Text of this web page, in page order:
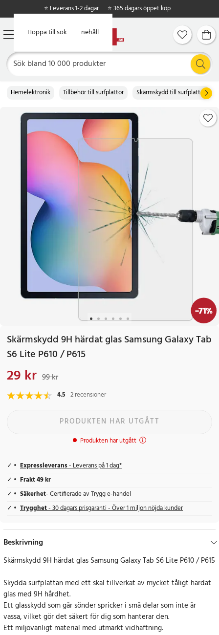
Hoppa till huvudinnehåll
Hoppa till sök
⭐ Leverans 1-2 dagar ⭐ 365 dagars öppet köp
Hemelektronik Tillbehör till surfplattor Skärmskydd till surfplattor
-71%
Skärmskydd 9H härdat glas Samsung Galaxy Tab
S6 Lite P610 / P615
Nuvarande pris
29 kr 99 kr
4.5 2 recensioner
PRODUKTEN HAR UTGÅTT
Produkten har utgått
Expressleverans- Leverans på 1 dag*
Frakt 49 kr
Säkerhet- Certifierade av Trygg e-handel
Trygghet- 30 dagars prisgaranti - Över 1 miljon nöjda kunder
Beskrivning
Skärmskydd 9H härdat glas Samsung Galaxy Tab S6 Lite P610 / P615
Skydda surfplattan med ett skal tillverkat av mycket tåligt härdat
glas med 9H hårdhet.
Ett glasskydd som går sönder spricker i små delar som inte är
vassa, vilket gör det säkert för dig som hanterar den.
Ett miljövänligt material med utmärkt vidhäftning.